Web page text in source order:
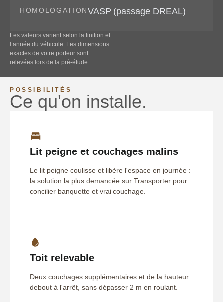
HOMOLOGATIONVASP (passage DREAL)
Les valeurs varient selon la finition et
l’année du véhicule. Les dimensions
exactes de votre porteur sont
relevées lors de la pré-étude.
POSSIBILITÉS
Ce qu'on installe.
Lit peigne et couchages malins
Le lit peigne coulisse et libère l'espace en journée :
la solution la plus demandée sur Transporter pour
concilier banquette et vrai couchage.
Toit relevable
Deux couchages supplémentaires et de la hauteur
debout à l'arrêt, sans dépasser 2 m en roulant.